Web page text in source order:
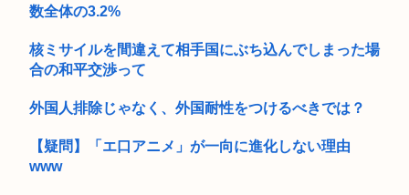
数全体の3.2%
核ミサイルを間違えて相手国にぶち込んでしまった場
合の和平交渉って
外国人排除じゃなく、外国耐性をつけるべきでは？
【疑問】「エ口アニメ」が一向に進化しない理由
www